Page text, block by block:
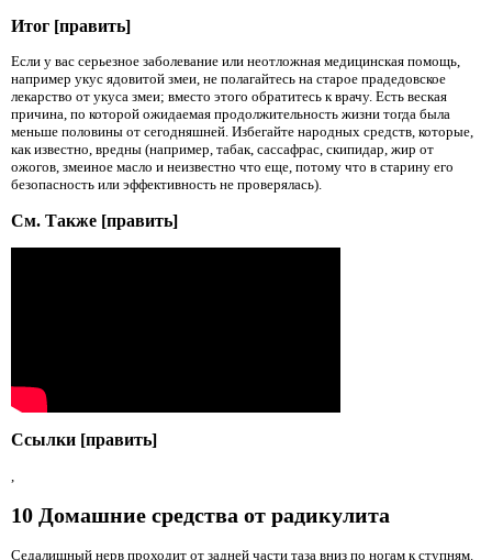
Итог [править]
Если у вас серьезное заболевание или неотложная медицинская помощь,
например укус ядовитой змеи, не полагайтесь на старое прадедовское
лекарство от укуса змеи; вместо этого обратитесь к врачу. Есть веская
причина, по которой ожидаемая продолжительность жизни тогда была
меньше половины от сегодняшней. Избегайте народных средств, которые,
как известно, вредны (например, табак, сассафрас, скипидар, жир от
ожогов, змеиное масло и неизвестно что еще, потому что в старину его
безопасность или эффективность не проверялась).
См. Также [править]
Ссылки [править]
10 Домашние средства от радикулита
Седалищный нерв проходит от задней части таза вниз по ногам к ступням.